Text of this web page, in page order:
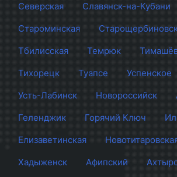
Северская
Славянск-на-Кубани
Староминская
Тбилисская
Темрюк
Тихорецк
Туапсе
Успенское
Усть-Лабинск
Новороссийск
Геленджик
Горячий Ключ
Елизаветинская
Хадыженск
Афипский